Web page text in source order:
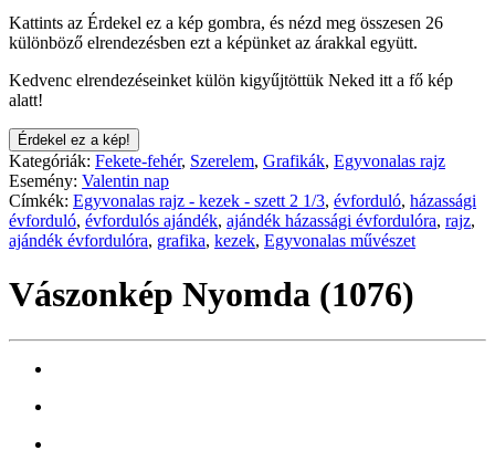
Kattints az Érdekel ez a kép gombra, és nézd meg összesen 26
különböző elrendezésben ezt a képünket az árakkal együtt.
Kedvenc elrendezéseinket külön kigyűjtöttük Neked itt a fő kép
alatt!
Érdekel ez a kép!
Kategóriák: Fekete-fehér, Szerelem, Grafikák, Egyvonalas rajz
Esemény: Valentin nap
Címkék: Egyvonalas rajz - kezek - szett 2 1/3, évforduló, házassági
évforduló, évfordulós ajándék, ajándék házassági évfordulóra, rajz,
ajándék évfordulóra, grafika, kezek, Egyvonalas művészet
Vászonkép Nyomda (1076)